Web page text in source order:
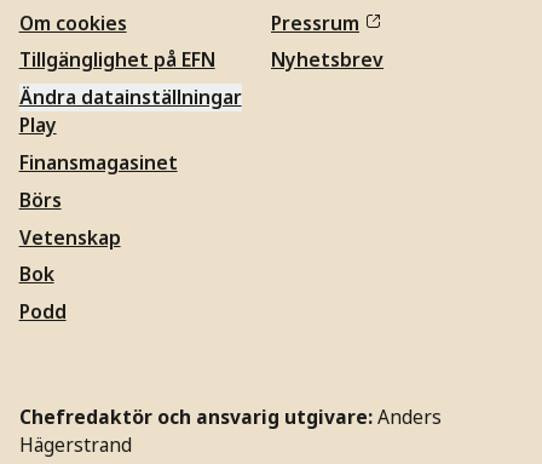
Om cookies
Tillgänglighet på EFN
Ändra datainställningar
Pressrum
Nyhetsbrev
Play
Finansmagasinet
Börs
Vetenskap
Bok
Podd
Chefredaktör och ansvarig utgivare: Anders
Hägerstrand